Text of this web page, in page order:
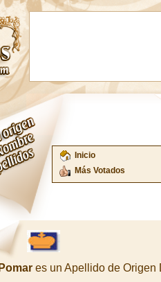
Inicio
Más Votados
Pomar es un Apellido de